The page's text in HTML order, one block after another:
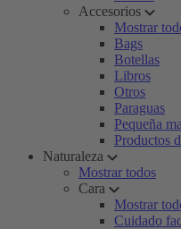
Accesorios
Mostrar
Bags
Botellas
Libros
Otros
Paraguas
Pequeña
Productos
Naturaleza
Mostrar todos
Cara
Mostrar
Cuidado